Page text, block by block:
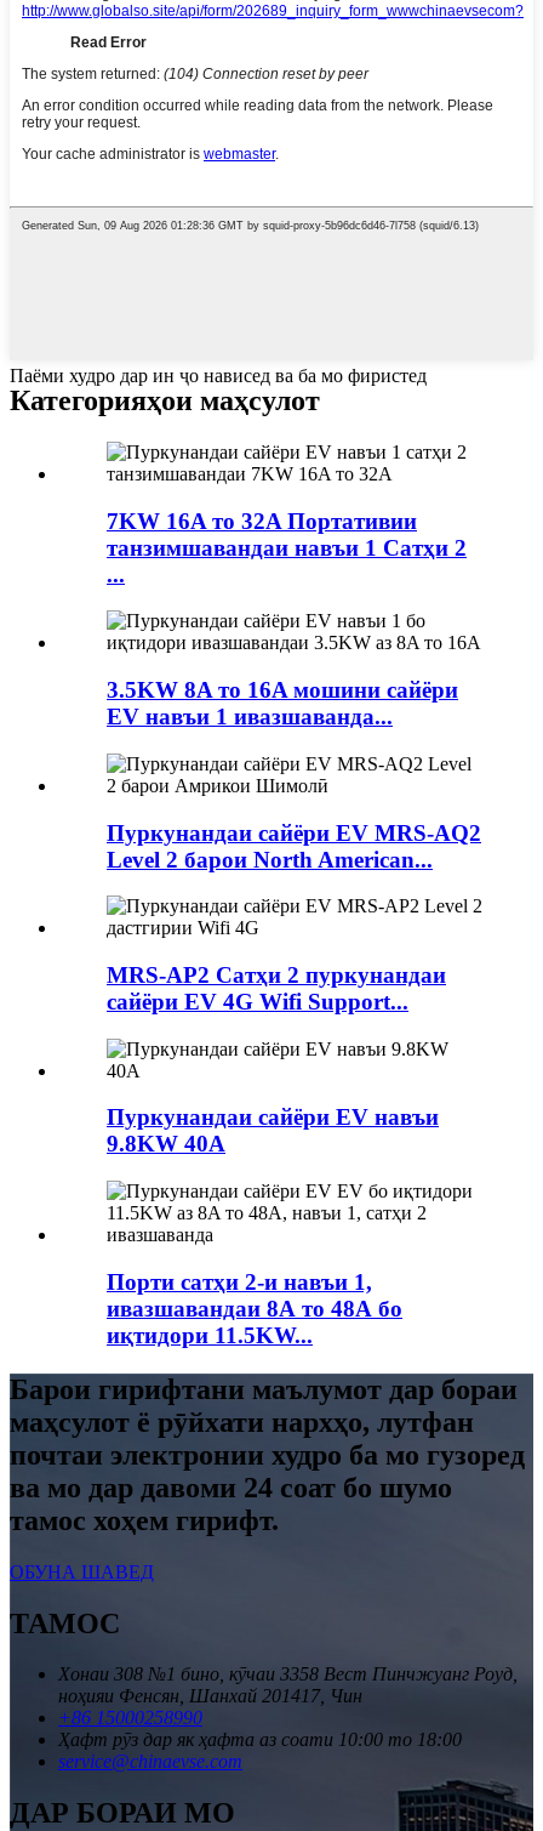
Паёми худро дар ин ҷо нависед ва ба мо фиристед
Категорияҳои маҳсулот
7KW 16A то 32A Портативии
танзимшавандаи навъи 1 Сатҳи 2
...
3.5KW 8A то 16A мошини сайёри
EV навъи 1 ивазшаванда...
Пуркунандаи сайёри EV MRS-AQ2
Level 2 барои North American...
MRS-AP2 Сатҳи 2 пуркунандаи
сайёри EV 4G Wifi Support...
Пуркунандаи сайёри EV навъи
9.8KW 40A
Порти сатҳи 2-и навъи 1,
ивазшавандаи 8А то 48А бо
иқтидори 11.5KW...
Барои гирифтани маълумот дар бораи
маҳсулот ё рӯйхати нархҳо, лутфан
почтаи электронии худро ба мо гузоред
ва мо дар давоми 24 соат бо шумо
тамос хоҳем гирифт.
ОБУНА ШАВЕД
ТАМОС
Хонаи 308 №1 бино, кӯчаи 3358 Вест Пинчжуанг Роуд,
ноҳияи Фенсян, Шанхай 201417, Чин
+86 15000258990
Ҳафт рӯз дар як ҳафта аз соати 10:00 то 18:00
service@chinaevse.com
ДАР БОРАИ МО